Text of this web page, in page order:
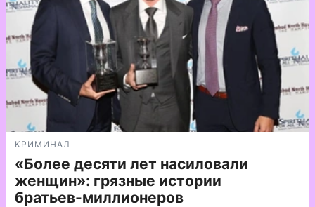
КРИМИНАЛ
«Более десяти лет насиловали
женщин»: грязные истории
братьев-миллионеров